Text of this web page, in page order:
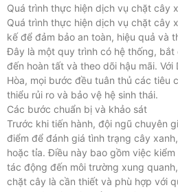
Quá trình thực hiện dịch vụ chặt cây
Quá trình thực hiện dịch vụ chặt cây
kế để đảm bảo an toàn, hiệu quả và
Đây là một quy trình có hệ thống,
đến hoàn tất và theo dõi hậu mãi.
Hòa, mọi bước đều tuân thủ các tiêu
thiểu rủi ro và bảo vệ hệ sinh thái.
Các bước chuẩn bị và khảo sát
Trước khi tiến hành, đội ngũ chuyên
điểm để đánh giá tình trạng cây
hoặc tỉa. Điều này bao gồm việc
tác động đến môi trường xung
chặt cây là cần thiết và phù hợp với